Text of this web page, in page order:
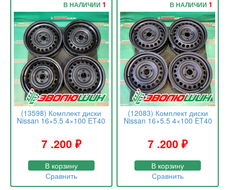
(13598) Комплект диски
Nissan 16×5.5 4×100 ET40
7 .200 ₽
В НАЛИЧИИ 1
В корзину
Сравнить
(12083) Комплект диски
Nissan 16×5.5 4×100 ET40
7 .200₽
В НАЛИЧИИ 1
В корзину
Сравнить